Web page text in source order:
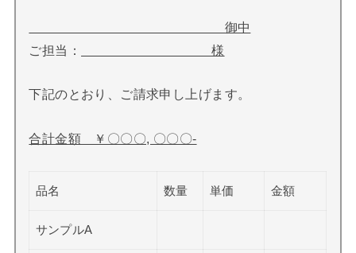
御中
ご担当：
様
下記のとおり、ご請求申し上げます。
合計金額 ￥〇〇〇, 〇〇〇-
品名 数量 単価 金額
サンプルA